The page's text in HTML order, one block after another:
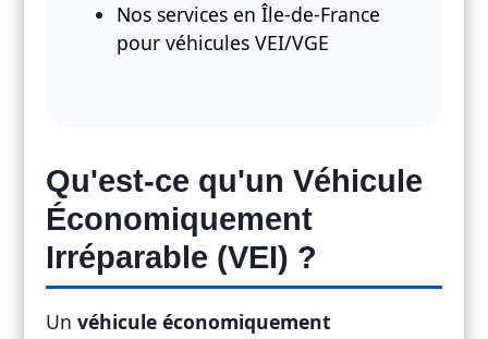
Nos services en Île-de-France
pour véhicules VEI/VGE
Qu'est-ce qu'un Véhicule
Économiquement
Irréparable (VEI) ?
Unvéhicule économiquement